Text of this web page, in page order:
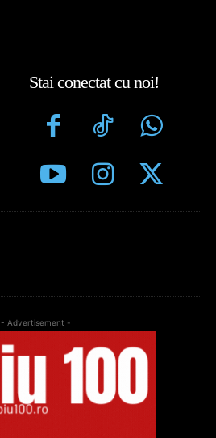
Stai conectat cu noi!
- Advertisement -